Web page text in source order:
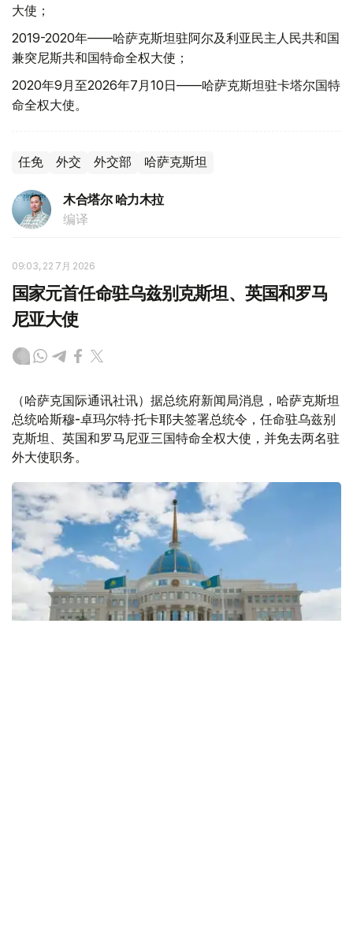
大使；
2019-2020年——哈萨克斯坦驻阿尔及利亚民主人民共和国
兼突尼斯共和国特命全权大使；
2020年9月至2026年7月10日——哈萨克斯坦驻卡塔尔国特
命全权大使。
任免 外交 外交部 哈萨克斯坦
木合塔尔 哈力木拉
编译
09:03, 22 7月 2026
国家元首任命驻乌兹别克斯坦、英国和罗马
尼亚大使
（哈萨克国际通讯社讯）据总统府新闻局消息，哈萨克斯坦
总统哈斯穆-卓玛尔特·托卡耶夫签署总统令，任命驻乌兹别
克斯坦、英国和罗马尼亚三国特命全权大使，并免去两名驻
外大使职务。